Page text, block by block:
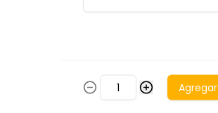
Instagram
Agregar